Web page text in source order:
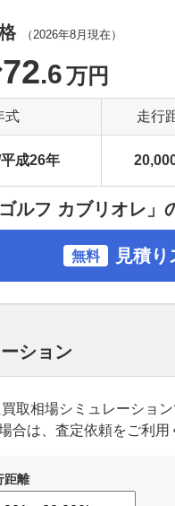
（2026年8月 現在）
.6万円
式 走行
成26年
ルフ カブリオレ」
無料 見積
ション
取相場シミュレーショ
合は、査定依頼をご利用
距離